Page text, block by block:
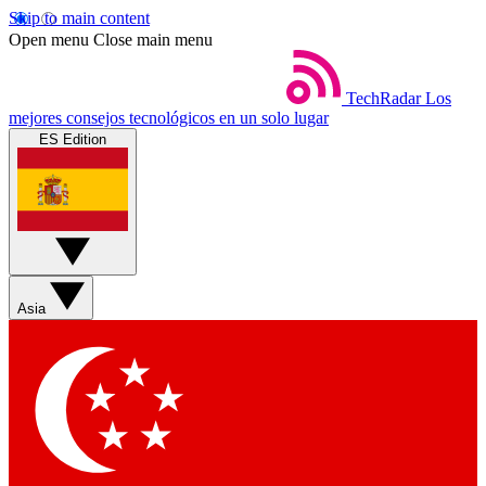
Skip to main content
Open menu Close main menu
TechRadar Los
mejores consejos tecnológicos en un solo lugar
ES Edition
Asia